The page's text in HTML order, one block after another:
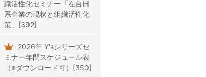
織活性化セミナー「在台日
系企業の現状と組織活性化
策」[392]
2026年 Y'sシリーズセ
ミナー年間スケジュール表
（※ダウンロード可）[350]